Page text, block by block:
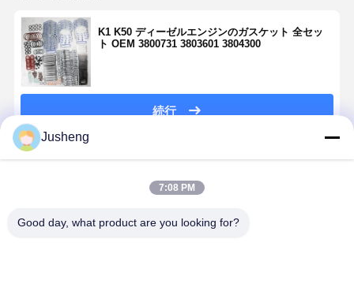
K1 K50 ディーゼルエンジンのガスケット 全セッ
ト OEM 3800731 3803601 3804300
続行
Jusheng
7:08 PM
Good day, what product are you looking for?